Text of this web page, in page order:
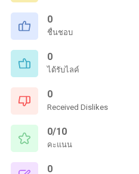
0
ชื่นชอบ
0
ได้รับไลค์
0
Received Dislikes
0/10
คะแนน
0